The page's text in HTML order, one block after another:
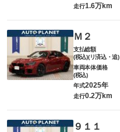
走行1.6万km
Ｍ２
支払総額
(税込)(リ済込・追)
車両本体価格
(税込)
年式2025年
走行0.2万km
９１１